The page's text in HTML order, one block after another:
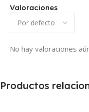
Valoraciones
No hay valoraciones
Productos